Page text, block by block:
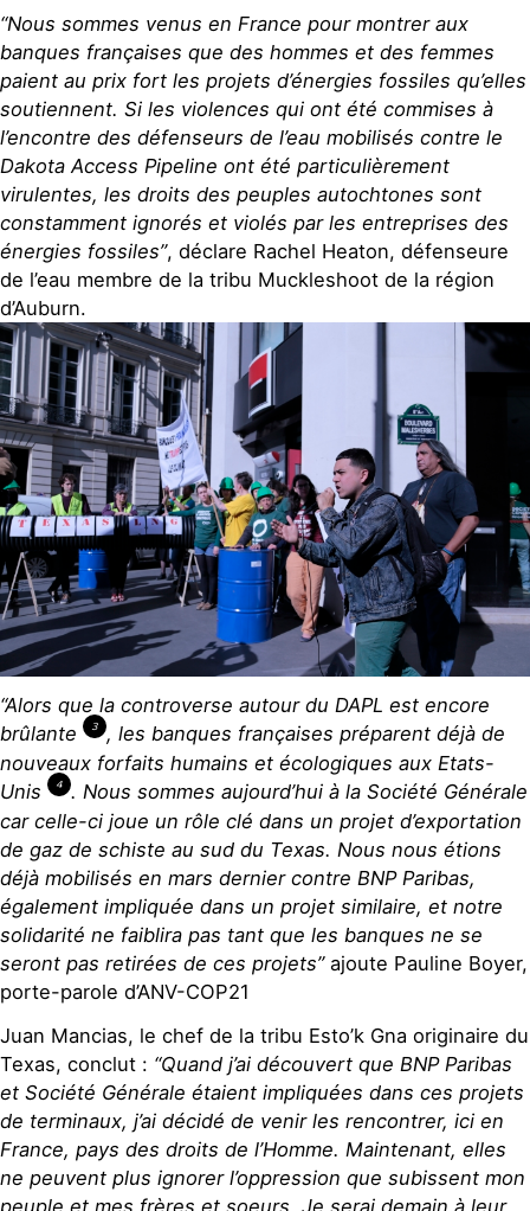
“Nous sommes venus en France pour montrer aux
banques françaises que des hommes et des femmes
paient au prix fort les projets d’énergies fossiles qu’elles
soutiennent. Si les violences qui ont été commises à
l’encontre des défenseurs de l’eau mobilisés contre le
Dakota Access Pipeline ont été particulièrement
virulentes, les droits des peuples autochtones sont
constamment ignorés et violés par les entreprises des
énergies fossiles”, déclare Rachel Heaton, défenseure
de l’eau membre de la tribu Muckleshoot de la région
d’Auburn.
“Alors que la controverse autour du DAPL est encore
brûlante
3
, les banques françaises préparent déjà de
nouveaux forfaits humains et écologiques aux Etats-
Unis
4 . Nous sommes aujourd’hui à la Société Générale
car celle-ci joue un rôle clé dans un projet d’exportation
de gaz de schiste au sud du Texas. Nous nous étions
déjà mobilisés en mars dernier contre BNP Paribas,
également impliquée dans un projet similaire, et notre
solidarité ne faiblira pas tant que les banques ne se
seront pas retirées de ces projets”ajoute Pauline Boyer,
porte-parole d’ANV-COP21
Juan Mancias, le chef de la tribu Esto’k Gna originaire du
Texas, conclut : “Quand j’ai découvert que BNP Paribas
et Société Générale étaient impliquées dans ces projets
de terminaux, j’ai décidé de venir les rencontrer, ici en
France, pays des droits de l’Homme. Maintenant, elles
ne peuvent plus ignorer l’oppression que subissent mon
peuple et mes frères et soeurs. Je serai demain à leur